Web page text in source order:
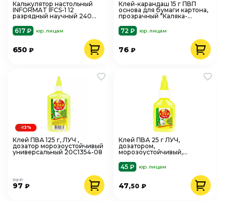
Калькулятор настольный
INFORMAT IFCS-1 12
разрядный научный 240
617 ₽
юр. лицам
650 ₽
Клей-карандаш 15 г ПВП
основа для бумаги картона,
прозрачный "Каляка-
72 ₽
юр. лицам
76₽
Клей ПВА 125 г, ЛУЧ ,
дозатор морозоустойчивый
универсальный 20С1354-08
97 ₽
112 ₽
-13%
Клей ПВА 25 г ЛУЧ,
дозатором,
морозоустойчивый,
45 ₽
юр. лицам
47,50 ₽